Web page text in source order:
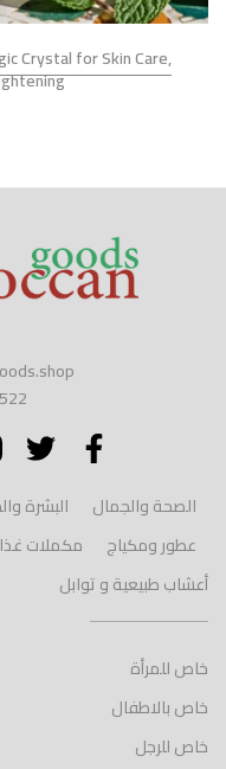
Crystal for Skin Care,
الصحة والجمال البشرة
عطور ومكياج
مكملات
أعشاب طبيعية و توابل
خاص للمرأة
خاص بالاطفال
خاص للرجل